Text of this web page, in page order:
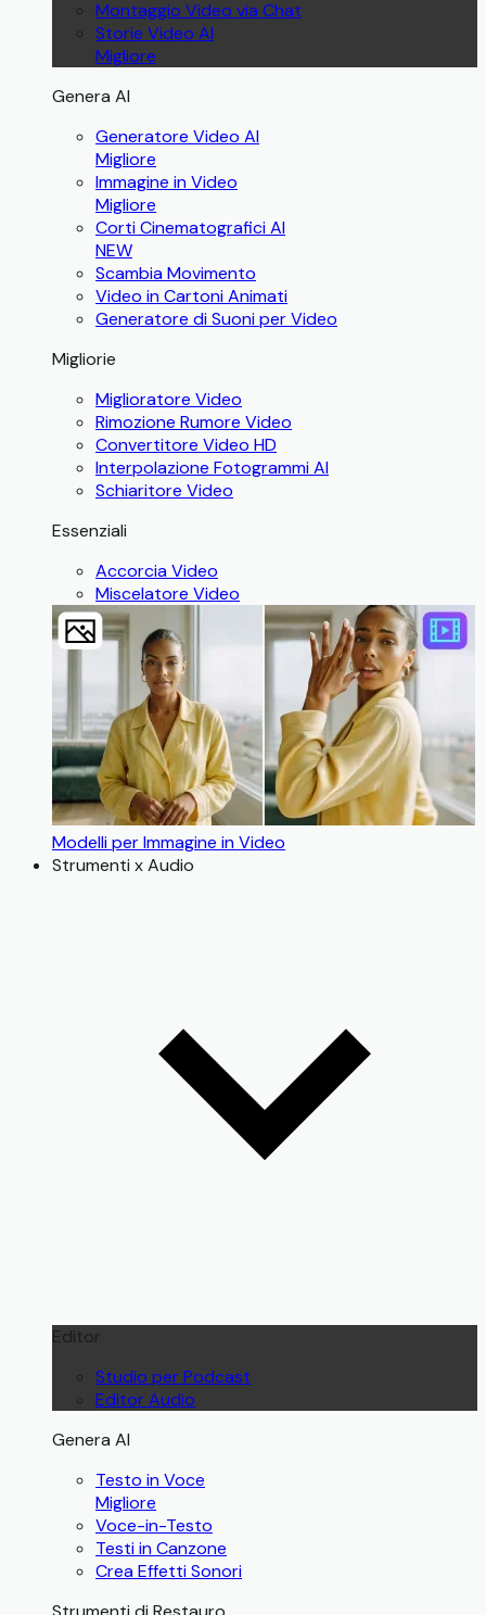
Montaggio Video via Chat
Storie Video AI
Migliore
Genera AI
Generatore Video AI
Migliore
Immagine in Video
Migliore
Corti Cinematografici AI
NEW
Scambia Movimento
Video in Cartoni Animati
Generatore di Suoni per Video
Migliorie
Miglioratore Video
Rimozione Rumore Video
Convertitore Video HD
Interpolazione Fotogrammi AI
Schiaritore Video
Essenziali
Accorcia Video
Miscelatore Video
Modelli per Immagine in Video
Strumenti x Audio
Editor
Studio per Podcast
Editor Audio
Genera AI
Testo in Voce
Migliore
Voce-in-Testo
Testi in Canzone
Crea Effetti Sonori